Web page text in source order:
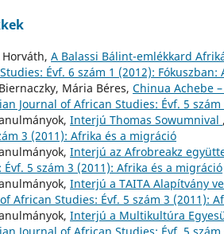
A Balassi Bálint-emlékkard
Évf. 6 szám 1 (2012):
Mária Béres, Chinua Achebe
Journal of African Studies: Évf. 5
Interjú Thomas Sowumnival ,
3 (2011): Afrika és a migráció
Interjú az Afrobreakz
Évf. 5 szám 3 (2011): Afrika és a migráció
Interjú a TAITA Alapítvány
African Studies: Évf. 5 szám 3 (2011):
Interjú a Multikultúra
Journal of African Studies: Évf. 5